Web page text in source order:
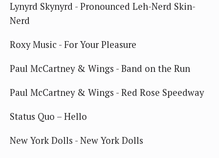
Lynyrd Skynyrd - Pronounced Leh-Nerd Skin-
Nerd
Roxy Music - For Your Pleasure
Paul McCartney & Wings - Band on the Run
Paul McCartney & Wings - Red Rose Speedway
Status Quo – Hello
New York Dolls - New York Dolls